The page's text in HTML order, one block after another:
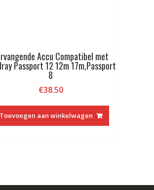
Accu Compatibel met
Passport 12 12m 17m,Passport
8
€38.50
Toevoegen aan winkelwagen